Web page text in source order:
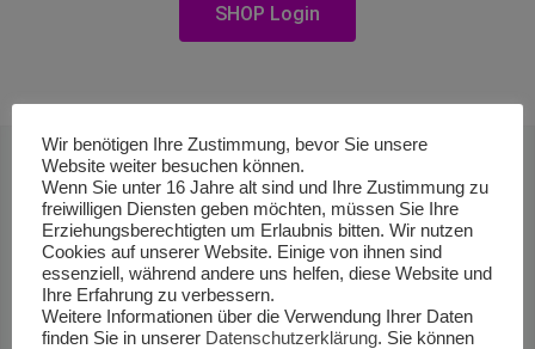
SHOP Login
Wir benötigen Ihre Zustimmung, bevor Sie unsere
Website weiter besuchen können.
Wenn Sie unter 16 Jahre alt sind und Ihre Zustimmung zu
freiwilligen Diensten geben möchten, müssen Sie Ihre
Erziehungsberechtigten um Erlaubnis bitten. Wir nutzen
Cookies auf unserer Website. Einige von ihnen sind
essenziell, während andere uns helfen, diese Website und
Ihre Erfahrung zu verbessern.
Weitere Informationen über die Verwendung Ihrer Daten
finden Sie in unserer Datenschutzerklärung. Sie können